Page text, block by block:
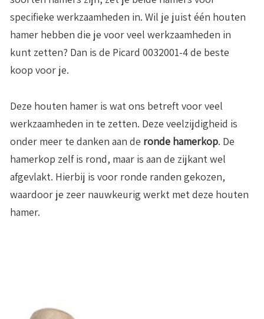
specifieke werkzaamheden in. Wil je juist één houten
hamer hebben die je voor veel werkzaamheden in
kunt zetten? Dan is de Picard 0032001-4 de beste
koop voor je.
Deze houten hamer is wat ons betreft voor veel
werkzaamheden in te zetten. Deze veelzijdigheid is
onder meer te danken aan de ronde hamerkop. De
hamerkop zelf is rond, maar is aan de zijkant wel
afgevlakt. Hierbij is voor ronde randen gekozen,
waardoor je zeer nauwkeurig werkt met deze houten
hamer.